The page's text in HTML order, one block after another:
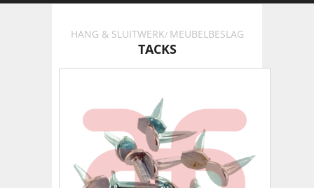
HANG & SLUITWERK/ MEUBELBESLAG
TACKS